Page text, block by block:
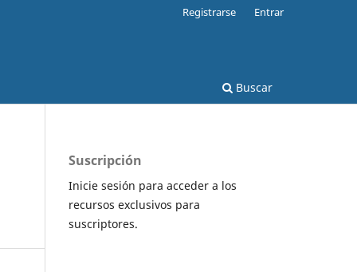
Buscar
Registrarse Entrar
Suscripción
Inicie sesión para acceder a los
recursos exclusivos para
suscriptores.